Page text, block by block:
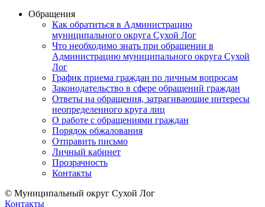
Обращения
Как обратиться в Администрацию
муниципального округа Сухой Лог
Что необходимо знать при обращении в
Администрацию муниципального округа Сухой
Лог
График приема граждан по личным вопросам
Законодательство в сфере обращений граждан
Ответы на обращения, затрагивающие интересы
неопределенного круга лиц
О работе с обращениями граждан
Порядок обжалования
Отправить письмо
Личный кабинет
Прозрачность
Контакты
© Муниципальный округ Сухой Лог
Контакты